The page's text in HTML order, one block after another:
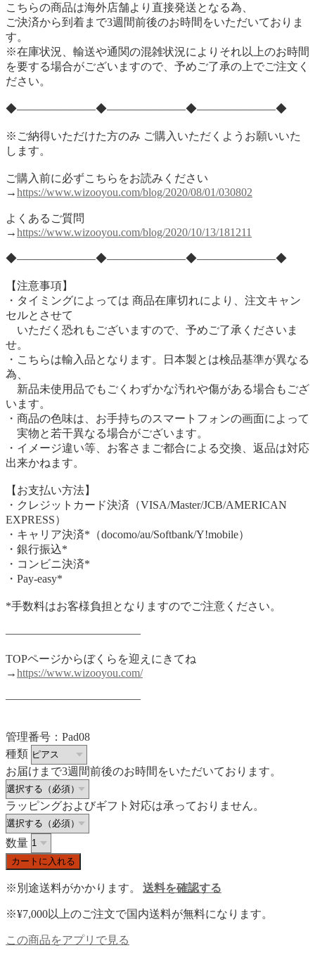
こちらの商品は海外店舗より直接発送となる為、
ご決済から到着まで3週間前後のお時間をいただいておりま
す。
※在庫状況、輸送や通関の混雑状況によりそれ以上のお時間
を要する場合がございますので、予めご了承の上でご注文く
ださい。
◆―――――――◆―――――――◆―――――――◆
※ご納得いただけた方のみ ご購入いただくようお願いいた
します。
ご購入前に必ずこちらをお読みください
→https://www.wizooyou.com/blog/2020/08/01/030802
よくあるご質問
→https://www.wizooyou.com/blog/2020/10/13/181211
◆―――――――◆―――――――◆―――――――◆
【注意事項】
・タイミングによっては 商品在庫切れにより、注文キャン
セルとさせて
いただく恐れもございますので、予めご了承くださいま
せ。
・こちらは輸入品となります。日本製とは検品基準が異なる
為、
新品未使用品でもごくわずかな汚れや傷がある場合もござ
います。
・商品の色味は、お手持ちのスマートフォンの画面によって
実物と若干異なる場合がございます。
・イメージ違い等、お客さまご都合による交換、返品は対応
出来かねます。
【お支払い方法】
・クレジットカード決済（VISA/Master/JCB/AMERICAN
EXPRESS）
・キャリア決済*（docomo/au/Softbank/Y!mobile）
・銀行振込*
・コンビニ決済*
・Pay-easy*
*手数料はお客様負担となりますのでご注意ください。
————————————
TOPページからぼくらを迎えにきてね
→https://www.wizooyou.com/
————————————
管理番号：Pad08
種類
お届けまで3週間前後のお時間をいただいております。
ラッピングおよびギフト対応は承っておりません。
数量
カートに入れる
※別途送料がかかります。 送料を確認する
※¥7,000以上のご注文で国内送料が無料になります。
この商品をアプリで見る